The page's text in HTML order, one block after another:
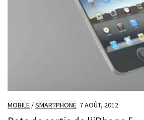
MOBILE /SMARTPHONE 7 AOÛT, 2012